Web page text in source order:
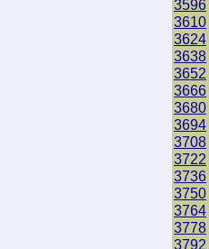
3596
3610
3624
3638
3652
3666
3680
3694
3708
3722
3736
3750
3764
3778
3792